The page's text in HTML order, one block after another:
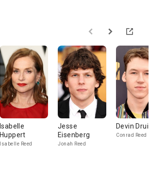
Isabelle
Huppert
Isabelle Reed
Jesse
Eisenberg
Jonah Reed
Devin
Conrad Reed